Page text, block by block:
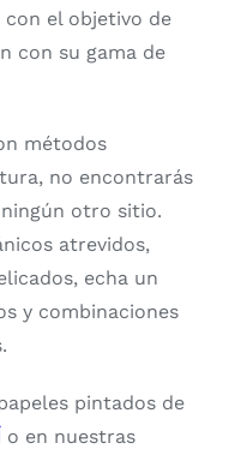
el objetivo de
con su gama de
métodos
no encontrarás
otro sitio.
atrevidos,
echa un
y combinaciones
pintados de
o en nuestras